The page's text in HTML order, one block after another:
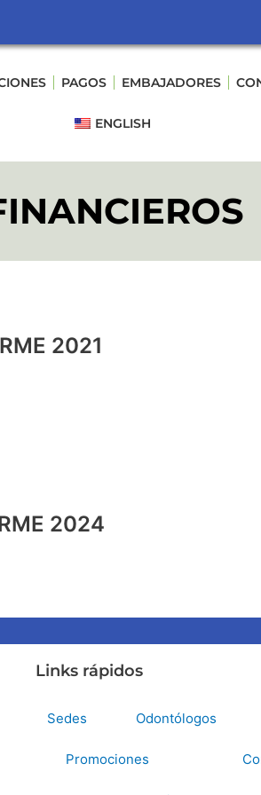
PAGOS EMBAJADORES
ENGLISH
2021
2024
Links rápidos
Sedes Odontólogos
Promociones